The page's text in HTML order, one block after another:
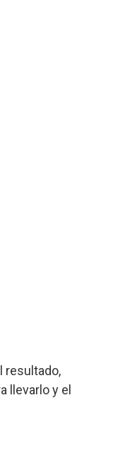
resultado,
llevarlo y el